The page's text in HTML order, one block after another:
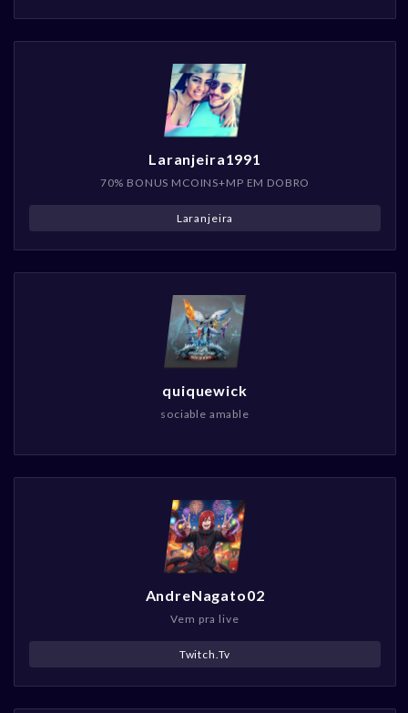
Laranjeira1991
70% BONUS MCOINS+MP EM DOBRO
Laranjeira
quiquewick
sociable amable
AndreNagato02
Vem pra live
Twitch.Tv